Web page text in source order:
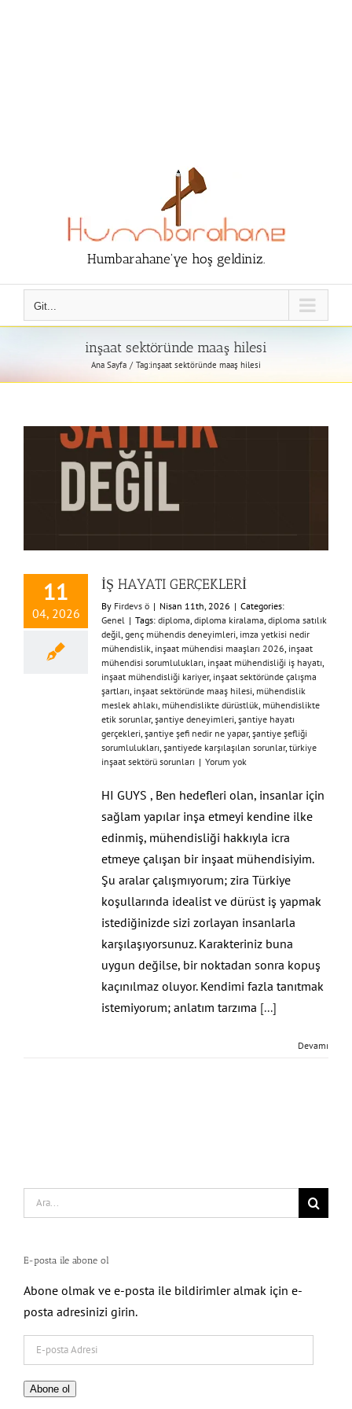
Humbarahane'ye hoş geldiniz.
Git...
inşaat sektöründe maaş hilesi
Ana Sayfa Tag:inşaat sektöründe maaş hilesi
11
04, 2026
İŞ HAYATI GERÇEKLERİ
By Firdevs ö | Nisan 11th, 2026 | Categories:
Genel | Tags: diploma diploma kiralama diploma satılık
değil genç mühendis deneyimleri imza yetkisi nedir
mühendislik inşaat mühendisi maaşları 2026 inşaat
mühendisi sorumlulukları inşaat mühendisliği iş hayatı
inşaat mühendisliği kariyer, inşaat sektöründe çalışma
şartları inşaat sektöründe maaş hilesi mühendislik
meslek ahlakı mühendislikte dürüstlük mühendislikte
etik sorunlar, şantiye deneyimleri şantiye hayatı
gerçekleri şantiye şefi nedir ne yapar, şantiye şefliği
sorumlulukları şantiyede karşılaşılan sorunlar, türkiye
inşaat sektörü sorunları | Yorum yok
HI GUYS , Ben hedefleri olan, insanlar için
sağlam yapılar inşa etmeyi kendine ilke
edinmiş, mühendisliği hakkıyla icra
etmeye çalışan bir inşaat mühendisiyim.
Şu aralar çalışmıyorum; zira Türkiye
koşullarında idealist ve dürüst iş yapmak
istediğinizde sizi zorlayan insanlarla
karşılaşıyorsunuz. Karakteriniz buna
uygun değilse, bir noktadan sonra kopuş
kaçınılmaz oluyor. Kendimi fazla tanıtmak
istemiyorum; anlatım tarzıma [...]
Devamı
Search
for:
E-posta ile abone ol
Abone olmak ve e-posta ile bildirimler almak için e-
posta adresinizi girin.
posta
Adresi
Abone ol